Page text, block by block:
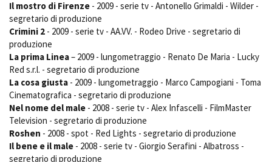
Il mostro di Firenze - 2009 - serie tv - Antonello Grimaldi - Wilder -
segretario di produzione
Crimini 2 - 2009 - serie tv - AA.VV. - Rodeo Drive - segretario di
produzione
La prima Linea– 2009 - lungometraggio - Renato De Maria - Lucky
Red s.r.l. - segretario di produzione
La cosa giusta - 2009 - lungometraggio - Marco Campogiani - Toma
Cinematografica - segretario di produzione
Nel nome del male - 2008 - serie tv - Alex Infascelli - FilmMaster
Television - segretario di produzione
Roshen - 2008 - spot - Red Lights - segretario di produzione
Il bene e il male - 2008 - serie tv - Giorgio Serafini - Albatross -
segretario di produzione